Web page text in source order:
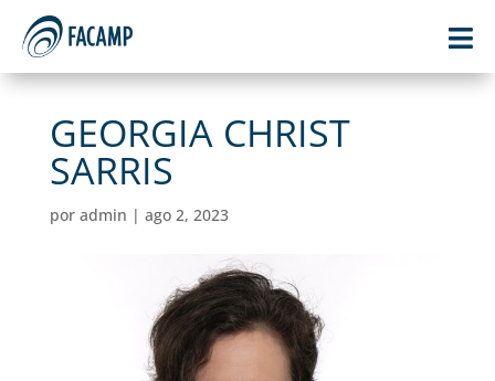

GEORGIA CHRIST
SARRIS
por admin | ago 2, 2023